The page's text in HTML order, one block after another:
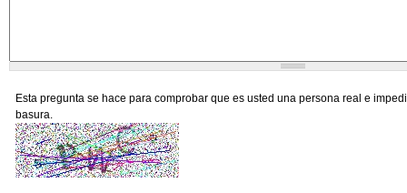
Esta pregunta se hace para comprobar que es usted una persona real e
basura.